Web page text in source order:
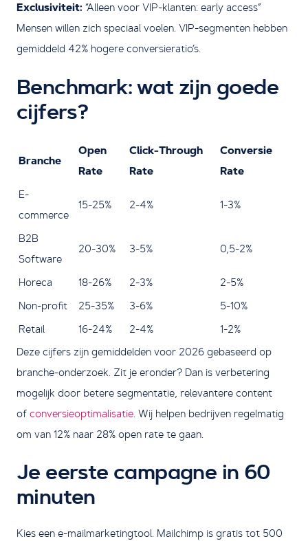
Exclusiviteit: “Alleen voor VIP-klanten: early access”
Mensen willen zich speciaal voelen. VIP-segmenten hebben
gemiddeld 42% hogere conversieratio’s.
Benchmark: wat zijn goede
cijfers?
Branche
Open
Rate
Click-Through
Rate
Conversie
Rate
E-
commerce
15-25% 2-4% 1-3%
B2B
Software
20-30% 3-5% 0,5-2%
Horeca 18-26% 2-3%
2-5%
Non-profit
25-35% 3-6%
5-10%
Retail
16-24% 2-4%
1-2%
Deze cijfers zijn gemiddelden voor 2026 gebaseerd op
branche-onderzoek. Zit je eronder? Dan is verbetering
mogelijk door betere segmentatie, relevantere content
of conversieoptimalisatie. Wij helpen bedrijven regelmatig
om van 12% naar 28% open rate te gaan.
Je eerste campagne in 60
minuten
Kies een e-mailmarketingtool. Mailchimp is gratis tot 500